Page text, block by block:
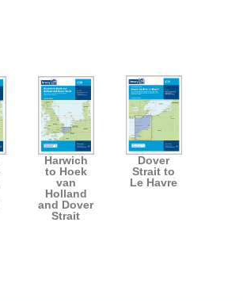
Harwich
to Hoek
van
Holland
and Dover
Strait
Dover
Strait to
Le Havre